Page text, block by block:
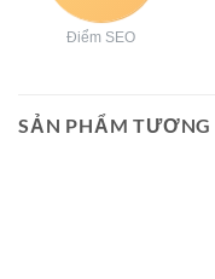
Điểm SEO
SẢN PHẨM